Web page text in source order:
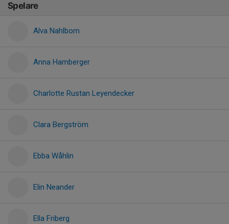
Spelare
Alva Nahlbom
Anna Hamberger
Charlotte Rustan Leyendecker
Clara Bergström
Ebba Wåhlin
Elin Neander
Ella Friberg